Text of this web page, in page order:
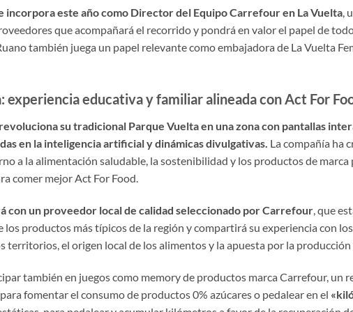
incorpora este año como Director del Equipo Carrefour en La Vuelta,
que acompañará el recorrido y pondrá en valor el papel de
también juega un papel relevante como embajadora de La Vuelta
experiencia educativa y familiar alineada con Act For
su tradicional Parque Vuelta en una zona con pantallas
en la inteligencia artificial y dinámicas divulgativas. La compañía ha
a la alimentación saludable, la sostenibilidad y los productos de
comer mejor Act For Food.
con un proveedor local de calidad seleccionado por Carrefour, que
los productos más típicos de la región y compartirá su experiencia con
territorios, el origen local de los alimentos y la apuesta por la
también en juegos como memory de productos marca Carrefour, un
fomentar el consumo de productos 0% azúcares o pedalear en el